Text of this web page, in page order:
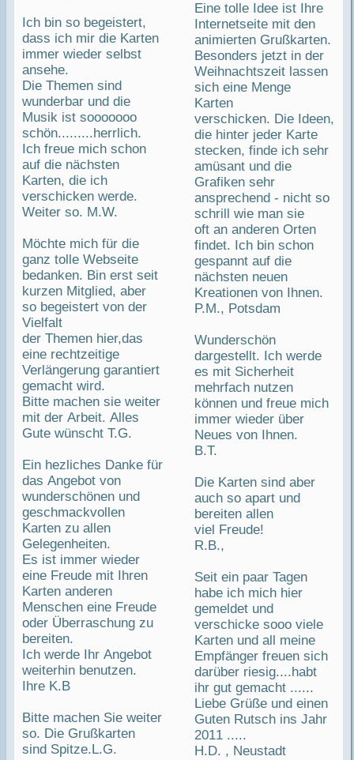
Ich bin so begeistert,
dass ich mir die Karten
immer wieder selbst
ansehe.
Die Themen sind
wunderbar und die
Musik ist sooooooo
schön.........herrlich.
Ich freue mich schon
auf die nächsten
Karten, die ich
verschicken werde.
Weiter so. M.W.
Möchte mich für die
ganz tolle Webseite
bedanken. Bin erst seit
kurzen Mitglied, aber
so begeistert von der
Vielfalt
der Themen hier,das
eine rechtzeitige
Verlängerung garantiert
gemacht wird.
Bitte machen sie weiter
mit der Arbeit. Alles
Gute wünscht T.G.
Ein hezliches Danke für
das Angebot von
wunderschönen und
geschmackvollen
Karten zu allen
Gelegenheiten.
Es ist immer wieder
eine Freude mit Ihren
Karten anderen
Menschen eine Freude
oder Überraschung zu
bereiten.
Ich werde Ihr Angebot
weiterhin benutzen.
Ihre K.B
Bitte machen Sie weiter
so. Die Grußkarten
sind Spitze.L.G.
Eine tolle Idee ist Ihre
Internetseite mit den
animierten Grußkarten.
Besonders jetzt in der
Weihnachtszeit lassen
sich eine Menge
Karten
verschicken. Die Ideen,
die hinter jeder Karte
stecken, finde ich sehr
amüsant und die
Grafiken sehr
ansprechend - nicht so
schrill wie man sie
oft an anderen Orten
findet. Ich bin schon
gespannt auf die
nächsten neuen
Kreationen von Ihnen.
P.M., Potsdam
Wunderschön
dargestellt. Ich werde
es mit Sicherheit
mehrfach nutzen
können und freue mich
immer wieder über
Neues von Ihnen.
B.T.
Die Karten sind aber
auch so apart und
bereiten allen
viel Freude!
R.B.,
Seit ein paar Tagen
habe ich mich hier
gemeldet und
verschicke sooo viele
Karten und all meine
Empfänger freuen sich
darüber riesig....habt
ihr gut gemacht ......
Liebe Grüße und einen
Guten Rutsch ins Jahr
2011 .....
H.D. , Neustadt